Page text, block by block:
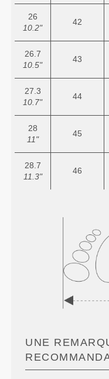
26
10.2"
42
26.7
10.5"
43
27.3
10.7"
44
28
11"
45
28.7
11.3"
46
UNE